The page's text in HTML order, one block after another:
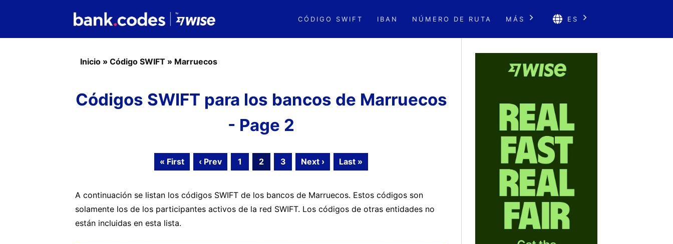
CÓDIGO SWIFT IBAN NÚMERO DE RUTA MÁS ES
Inicio » Código SWIFT » Marruecos
Códigos SWIFT para los bancos de Marruecos
- Page 2
« First ‹ Prev 1 2 3 Next › Last »
A continuación se listan los códigos SWIFT de los bancos de Marruecos. Estos códigos son
solamente los de los participantes activos de la red SWIFT. Los códigos de otras entidades no
están incluidas en esta lista.